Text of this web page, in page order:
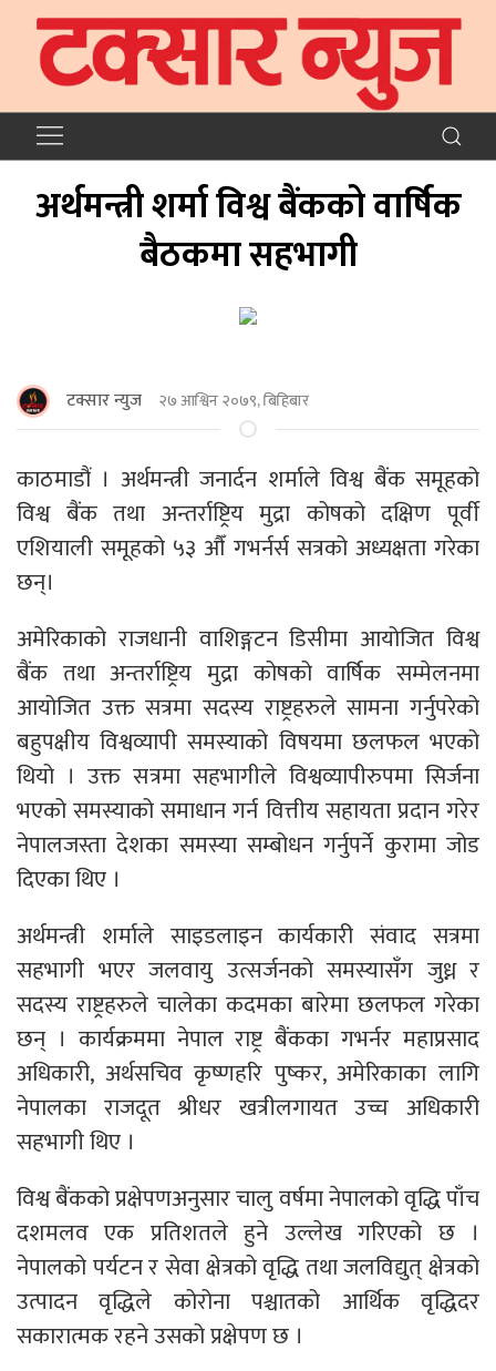
अर्थमन्त्री शर्मा विश्व बैंकको वार्षिक
बैठकमा सहभागी
टक्सार न्युज २७ आश्विन २०७९, बिहिबार
काठमाडौं । अर्थमन्त्री जनार्दन शर्माले विश्व बैंक समूहको
विश्व बैंक तथा अन्तर्राष्ट्रिय मुद्रा कोषको दक्षिण पूर्वी
एशियाली समूहको ५३ औँ गभर्नर्स सत्रको अध्यक्षता गरेका
छन्।
अमेरिकाको राजधानी वाशिङ्गटन डिसीमा आयोजित विश्व
बैंक तथा अन्तर्राष्ट्रिय मुद्रा कोषको वार्षिक सम्मेलनमा
आयोजित उक्त सत्रमा सदस्य राष्ट्रहरुले सामना गर्नुपरेको
बहुपक्षीय विश्वव्यापी समस्याको विषयमा छलफल भएको
थियो । उक्त सत्रमा सहभागीले विश्वव्यापीरुपमा सिर्जना
भएको समस्याको समाधान गर्न वित्तीय सहायता प्रदान गरेर
नेपालजस्ता देशका समस्या सम्बोधन गर्नुपर्ने कुरामा जोड
दिएका थिए ।
अर्थमन्त्री शर्माले साइडलाइन कार्यकारी संवाद सत्रमा
सहभागी भएर जलवायु उत्सर्जनको समस्यासँग जुध्न र
सदस्य राष्ट्रहरुले चालेका कदमका बारेमा छलफल गरेका
छन् । कार्यक्रममा नेपाल राष्ट्र बैंकका गभर्नर महाप्रसाद
अधिकारी, अर्थसचिव कृष्णहरि पुष्कर, अमेरिकाका लागि
नेपालका राजदूत श्रीधर खत्रीलगायत उच्च अधिकारी
सहभागी थिए ।
विश्व बैंकको प्रक्षेपणअनुसार चालु वर्षमा नेपालको वृद्धि पाँच
दशमलव एक प्रतिशतले हुने उल्लेख गरिएको छ ।
नेपालको पर्यटन र सेवा क्षेत्रको वृद्धि तथा जलविद्युत् क्षेत्रको
उत्पादन वृद्धिले कोरोना पश्चातको आर्थिक वृद्धिदर
सकारात्मक रहने उसको प्रक्षेपण छ ।